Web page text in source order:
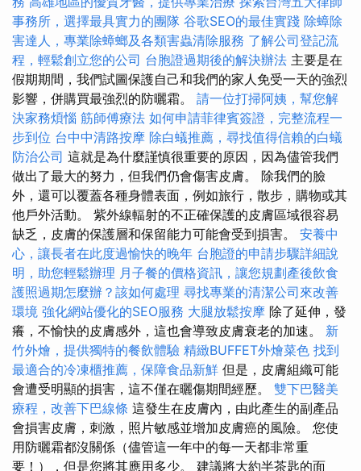
事務所，選擇最具實力的團隊 谷歌SEO的最佳實踐 除蟑除
害達人，專業除蟑螂及各類害蟲清除服務 了解公司登記流
程，輕鬆創立您的公司 台胞證過期後的解決辦法 主要是在
假期期間，我們試圖保護自己和我們的家人免受一天的強烈
影響，併購買最強烈的防曬霜。 請一位打掃阿姨，幫您解
決家務煩惱 筋師傅療法 如何申請菲律賓簽證，完整流程一
步到位 台中中清路按摩 除白蟻推薦，尋找值得信賴的白蟻
防治公司 這就是為什麼謹慎很重要的原因，因為儘管我們
做出了最大的努力，但我們仍會傷害皮膚。 除我們的臉
外，還可以覆蓋各種身體表面，例如旅行，散步，購物或其
他戶外活動。 紫外線輻射的不正確保護的皮膚區域很容易
缺乏，皮膚的保護層和保留能力可能會受到損害。 安養中
心，讓長者在此度過愉快的晚年 台胞證的申請步驟詳細說
明，助您輕鬆辦理 月子餐的價格資訊，讓您規劃產後飲食
護照過期怎麼辦？該如何處理 尋找專業的清潔公司來改善
環境 強化網站優化的SEO服務 大腿放鬆按摩 除了延伸，發
癢，不愉快的皮膚感外，這也會導致皮膚衰老的加速。 新
竹外燴，提供獨特的餐飲體驗 精緻BUFFET外燴菜色 找到
最適合的冷凍櫃推薦，保障食品新鮮 但是，皮膚組織可能
會遭受明顯的損害，這不僅在曬傷期間經歷。 雙下巴醫美
療程，改善下巴線條 這發生在皮膚內，由此產生的副產品
會損害皮膚，刺激，照片敏感並增加皮膚癌的風險。 您使
用防曬霜都沒關係（儘管這一年中的每一天都非常重
要！），但是您將其應用多少。 建議將大約半茶匙的面